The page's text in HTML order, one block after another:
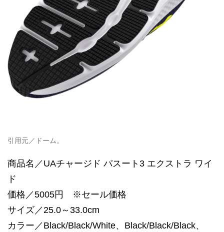
引用元／ドーム。
商品名／UAチャージド パスート3 エクストラ ワイ
ド
価格／5005円 ※セール価格
サイズ／25.0～33.0cm
カラー／Black/Black/White、Black/Black/Black、